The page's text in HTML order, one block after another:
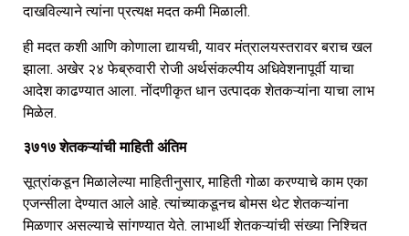
दाखविल्याने त्यांना प्रत्यक्ष मदत कमी मिळाली.
ही मदत कशी आणि कोणाला द्यायची, यावर मंत्रालयस्तरावर बराच खल
झाला. अखेर २४ फेब्रुवारी रोजी अर्थसंकल्पीय अधिवेशनापूर्वी याचा
आदेश काढण्यात आला. नोंदणीकृत धान उत्पादक शेतकऱ्यांना याचा लाभ
मिळेल.
३७१७ शेतकऱ्यांची माहिती अंतिम
सूत्रांकडून मिळालेल्या माहितीनुसार, माहिती गोळा करण्याचे काम एका
एजन्सीला देण्यात आले आहे. त्यांच्याकडूनच बोमस थेट शेतकऱ्यांना
मिळणार असल्याचे सांगण्यात येते. लाभार्थी शेतकऱ्यांची संख्या निश्चित